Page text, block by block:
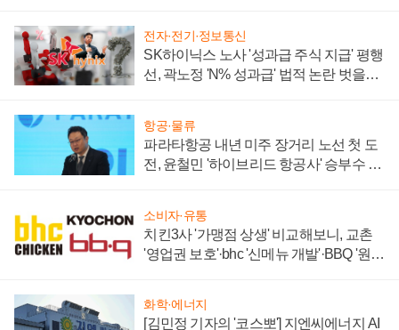
전자·전기·정보통신
SK하이닉스 노사 '성과급 주식 지급' 평행
선, 곽노정 'N% 성과급' 법적 논란 벗을지
항공·물류
파라타항공 내년 미주 장거리 노선 첫 도
전, 윤철민 '하이브리드 항공사' 승부수 통
소비자·유통
치킨3사 '가맹점 상생' 비교해보니, 교촌
'영업권 보호'·bhc '신메뉴 개발'·BBQ '원가
화학·에너지
[김민정 기자의 '코스뽀'] 지엔씨에너지 AI